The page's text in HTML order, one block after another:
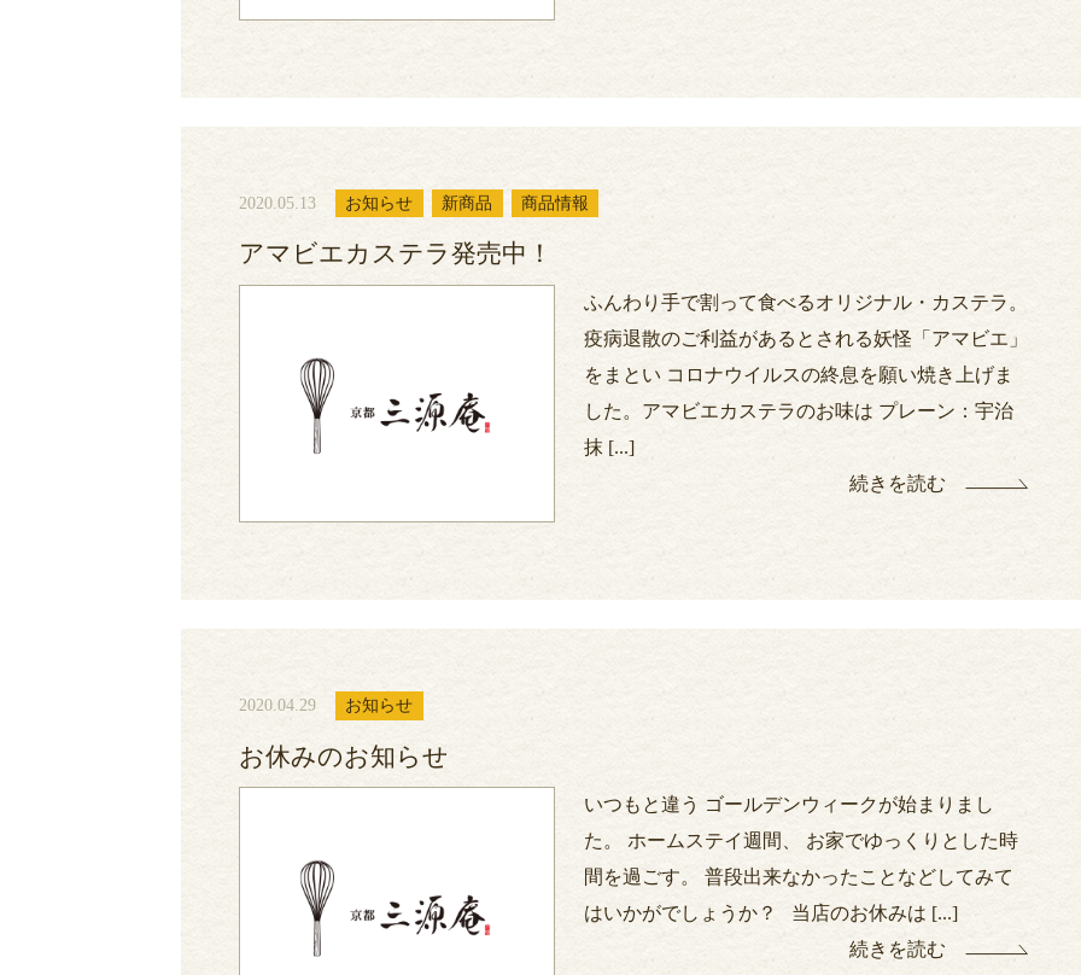
2020.05.13 お知らせ 新商品 商品情報
アマビエカステラ発売中！
ふんわり手で割って食べるオリジナル・カステラ。
疫病退散のご利益があるとされる妖怪「アマビエ」
をまとい コロナウイルスの終息を願い焼き上げま
した。アマビエカステラのお味は プレーン：宇治
抹 [...]
続きを読む
2020.04.29 お知らせ
お休みのお知らせ
いつもと違う ゴールデンウィークが始まりまし
た。 ホームステイ週間、 お家でゆっくりとした時
間を過ごす。 普段出来なかったことなどしてみて
はいかがでしょうか？ 当店のお休みは [...]
続きを読む